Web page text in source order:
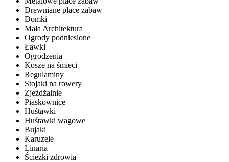
Drewniane place zabaw
Domki
Mała Architektura
Ogrody podniesione
Ławki
Ogrodzenia
Kosze na śmieci
Regulaminy
Stojaki na rowery
Zjeżdżalnie
Piaskownice
Huśtawki
Huśtawki wagowe
Bujaki
Karuzele
Linaria
Ścieżki zdrowia